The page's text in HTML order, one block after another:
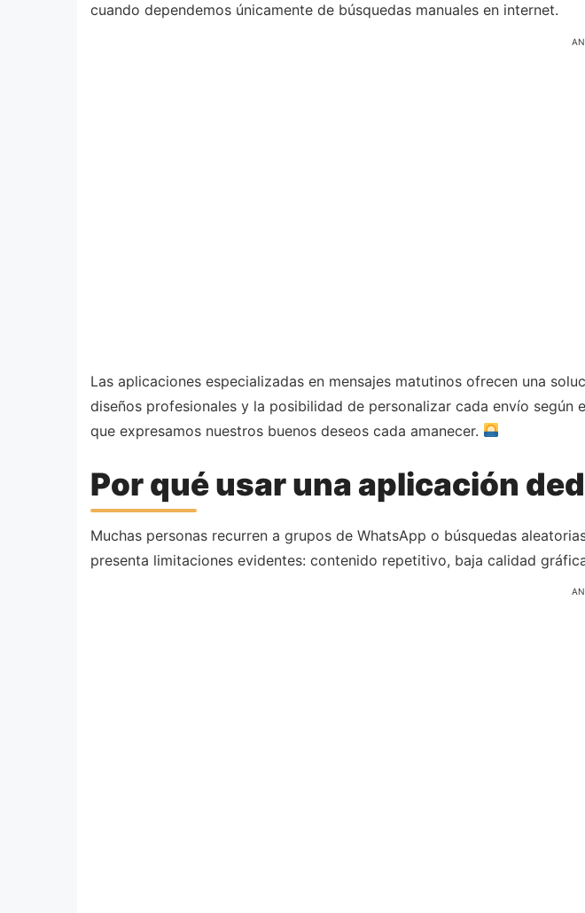
cuando dependemos únicamente de búsquedas manuales en internet.
Las aplicaciones especializadas en mensajes matutinos ofrecen una
diseños profesionales y la posibilidad de personalizar cada envío
que expresamos nuestros buenos deseos cada amanecer.
Por qué usar una aplicación
Muchas personas recurren a grupos de WhatsApp o búsquedas
presenta limitaciones evidentes: contenido repetitivo, baja calidad